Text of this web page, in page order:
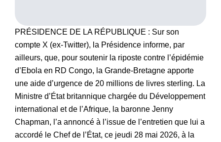
PRÉSIDENCE DE LA RÉPUBLIQUE : Sur son
compte X (ex-Twitter), la Présidence informe, par
ailleurs, que, pour soutenir la riposte contre l’épidémie
d’Ebola en RD Congo, la Grande-Bretagne apporte
une aide d’urgence de 20 millions de livres sterling. La
Ministre d’État britannique chargée du Développement
international et de l’Afrique, la baronne Jenny
Chapman, l’a annoncé à l’issue de l’entretien que lui a
accordé le Chef de l’État, ce jeudi 28 mai 2026, à la